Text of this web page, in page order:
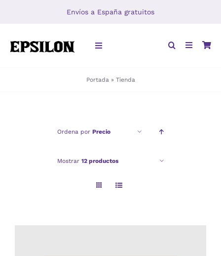
Envíos a España gratuitos
Toggle
Portada » Tienda
Ordena por Precio
Mostrar 12 productos